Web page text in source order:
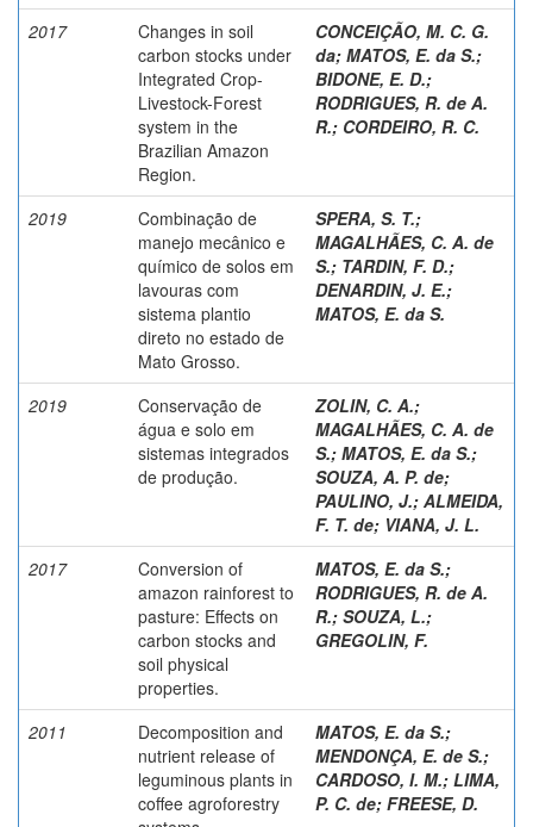
2017
Changes in soil
carbon stocks under
Integrated Crop-
Livestock-Forest
system in the
Brazilian Amazon
Region.
CONCEIÇÃO, M. C. G.
da; MATOS, E. da S.;
BIDONE, E. D.;
RODRIGUES, R. de A.
R.; CORDEIRO, R. C.
2019
Combinação de
manejo mecânico e
químico de solos em
lavouras com
sistema plantio
direto no estado de
Mato Grosso.
SPERA, S. T.;
MAGALHÃES, C. A. de
S.; TARDIN, F. D.;
DENARDIN, J. E.;
MATOS, E. da S.
2019
Conservação de
água e solo em
sistemas integrados
de produção.
ZOLIN, C. A.;
MAGALHÃES, C. A. de
S.; MATOS, E. da S.;
SOUZA, A. P. de;
PAULINO, J.; ALMEIDA,
F. T. de; VIANA, J. L.
2017
Conversion of
amazon rainforest to
pasture: Effects on
carbon stocks and
soil physical
properties.
MATOS, E. da S.;
RODRIGUES, R. de A.
R.; SOUZA, L.;
GREGOLIN, F.
2011
Decomposition and
nutrient release of
leguminous plants in
coffee agroforestry
MATOS, E. da S.;
MENDONÇA, E. de S.;
CARDOSO, I. M.; LIMA,
P. C. de; FREESE, D.